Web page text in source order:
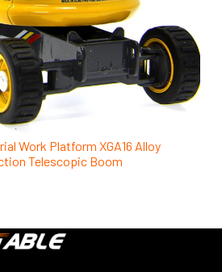
Work Platform XGA16 Alloy
Telescopic Boom